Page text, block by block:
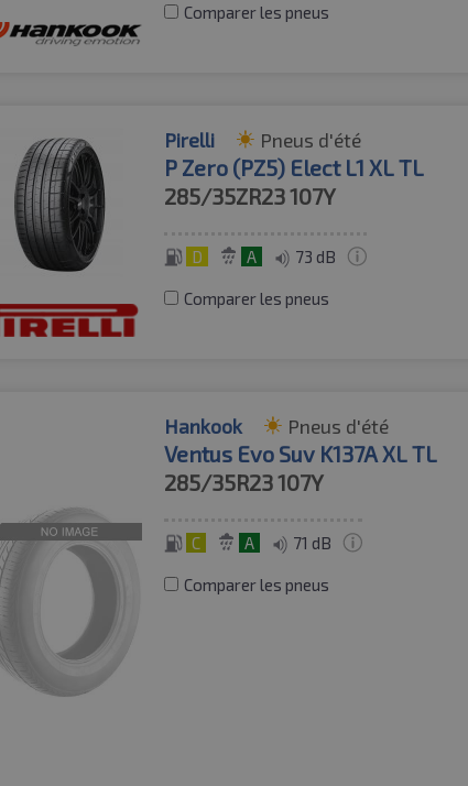
Comparer les pneus
Pirelli Pneus d'été
P Zero (PZ5) Elect L1 XL TL
285/35ZR23107Y
D A 73 dB
Comparer les pneus
Hankook Pneus d'été
Ventus Evo Suv K137A XL TL
285/35R23107Y
C A 71 dB
Comparer les pneus